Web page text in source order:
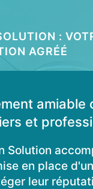
:
AGRÉÉ
amiable
et
Solution
en place
leur